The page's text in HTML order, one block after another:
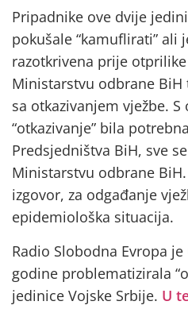
Pripadnike ove dvije
pokušale “kamuflirati” ali
razotkrivena prije
Ministarstvu odbrane
sa otkazivanjem vježbe.
“otkazivanje” bila
Predsjedništva BiH, sve
Ministarstvu odbrane
izgovor, za odgađanje
epidemiološka situacija.
Radio Slobodna Evropa
godine problematizirala
jedinice Vojske Srbije. U